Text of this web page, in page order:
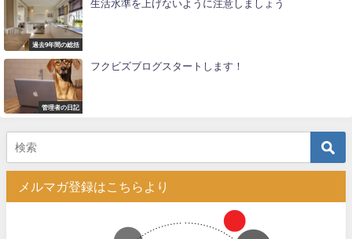
過去9年間の総括
生活水準を上げないように注意しましょう
管理者の日記
フクビズブログスタートします！
メルマガ登録はこちらより